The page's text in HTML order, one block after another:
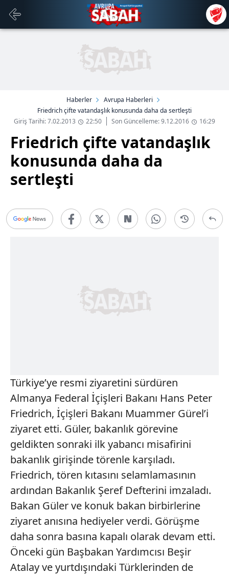
Haberler
Avrupa Haberleri
Friedrich çifte vatandaşlık konusunda daha da sertleşti
Giriş Tarihi: 7.02.2013
22:50 Son Güncelleme: 9.12.2016 16:29
Friedrich çifte vatandaşlık
konusunda daha da
sertleşti
Türkiye’ye resmi ziyaretini sürdüren
Almanya Federal İçişleri Bakanı Hans Peter
Friedrich, İçişleri Bakanı Muammer Gürel’i
ziyaret etti. Güler, bakanlık görevine
geldikten sonraki ilk yabancı misafirini
bakanlık girişinde törenle karşıladı.
Friedrich, tören kıtasını selamlamasının
ardından Bakanlık Şeref Defterini imzaladı.
Bakan Güler ve konuk bakan birbirlerine
ziyaret anısına hediyeler verdi. Görüşme
daha sonra basına kapalı olarak devam etti.
Önceki gün Başbakan Yardımcısı Beşir
Atalay ve yurtdışındaki Türklerinden de